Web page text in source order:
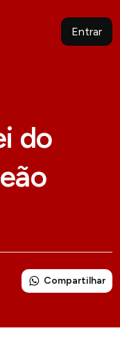
Entrar
do
Compartilhar